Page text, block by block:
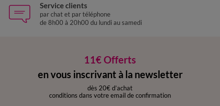
Service clients
par chat et par téléphone
de 8h00 à 20h00 du lundi au samedi
11€ Offerts
en vous inscrivant à la newsletter
dès 20€ d’achat
conditions dans votre email de confirmation